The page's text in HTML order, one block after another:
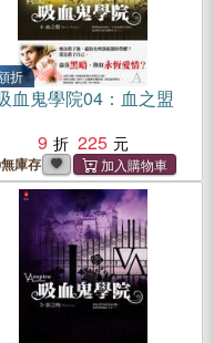
折
血鬼學院04：血之盟
9
225
無庫存